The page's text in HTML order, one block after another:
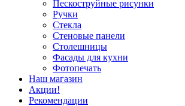
Пескоструйные рисунки
Ручки
Стекла
Стеновые панели
Столешницы
Фасады для кухни
Фотопечать
Наш магазин
Акции!
Рекомендации